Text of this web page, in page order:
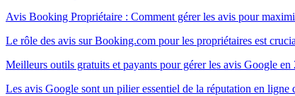
Avis Booking Propriétaire : Comment gérer les avis pour
Le rôle des avis sur Booking.com pour les propriétaires est
Meilleurs outils gratuits et payants pour gérer les avis Google en
Les avis Google sont un pilier essentiel de la réputation en